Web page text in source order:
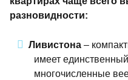
разновидности:
Ливистона –
имеет
многочисленные